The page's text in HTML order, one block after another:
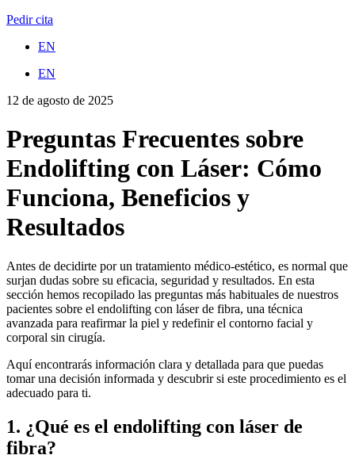
Pedir cita
EN
EN
12 de agosto de 2025
Preguntas Frecuentes sobre
Endolifting con Láser: Cómo
Funciona, Beneficios y
Resultados
Antes de decidirte por un tratamiento médico-estético, es normal que
surjan dudas sobre su eficacia, seguridad y resultados. En esta
sección hemos recopilado las preguntas más habituales de nuestros
pacientes sobre el endolifting con láser de fibra, una técnica
avanzada para reafirmar la piel y redefinir el contorno facial y
corporal sin cirugía.
Aquí encontrarás información clara y detallada para que puedas
tomar una decisión informada y descubrir si este procedimiento es el
adecuado para ti.
1. ¿Qué es el endolifting con láser de
fibra?